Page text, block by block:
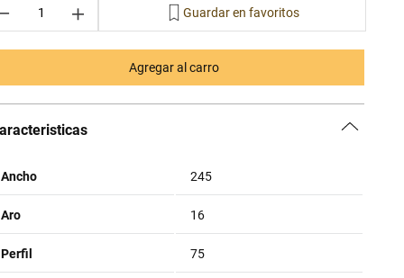
＋
Agregar al carro
Ancho 245
Aro 16
Perfil 75